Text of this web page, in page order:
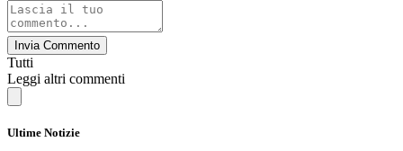
Invia Commento
Tutti
Leggi altri commenti
Ultime Notizie